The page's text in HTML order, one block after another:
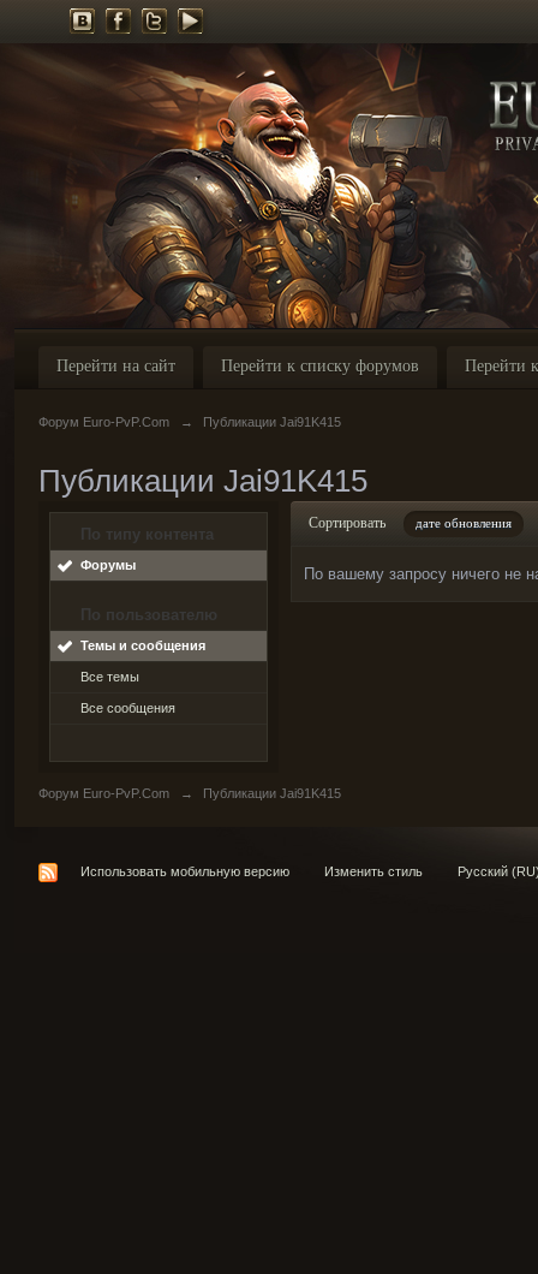
Перейти на сайт Перейти к списку форумов Перейти
Форум Euro-PvP.Com → Публикации Jai91K415
Публикации Jai91K415
По типу контента
Форумы
По пользователю
Темы и сообщения
Все темы
Все сообщения
Сортировать дате обновления
По вашему запросу ничего не
Форум Euro-PvP.Com → Публикации Jai91K415
Использовать мобильную версию Изменить стиль Русский